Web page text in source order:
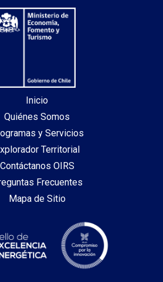
Inicio
Quiénes Somos
y Servicios
Territorial
Contáctanos OIRS
Frecuentes
Mapa de Sitio